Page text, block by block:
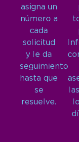
asigna un
número a
cada
solicitud
y le da
seguimiento
hasta que
se
resuelve.